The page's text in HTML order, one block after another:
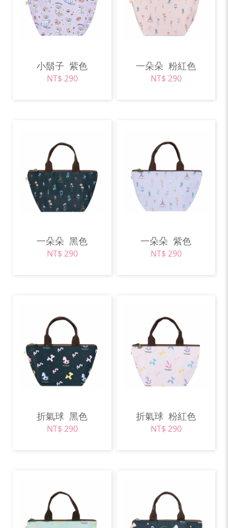
小鬍子 紫色
NT$ 290
一朵朵 粉紅色
NT$ 290
一朵朵 黑色
NT$ 290
一朵朵 紫色
NT$ 290
折氣球 黑色
NT$ 290
折氣球 粉紅色
NT$ 290